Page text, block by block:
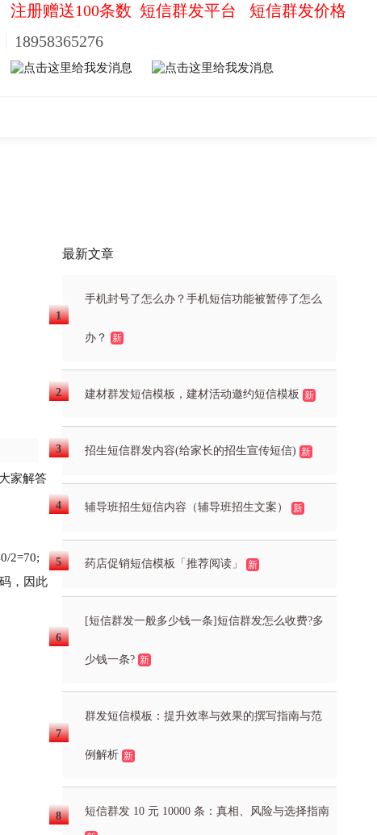
注册赠送100条数 短信群发平台
短信群发价格
18958365276
家解答
2=70;
，因此
最新文章
手机封号了怎么办？手机短信功能被暂停了怎么
办？ 新
建材群发短信模板，建材活动邀约短信模板 新
招生短信群发内容(给家长的招生宣传短信) 新
辅导班招生短信内容（辅导班招生文案） 新
药店促销短信模板「推荐阅读」 新
[短信群发一般多少钱一条]短信群发怎么收费?多
少钱一条? 新
群发短信模板：提升效率与效果的撰写指南与范
例解析 新
短信群发 10 元 10000 条：真相、风险与选择指南